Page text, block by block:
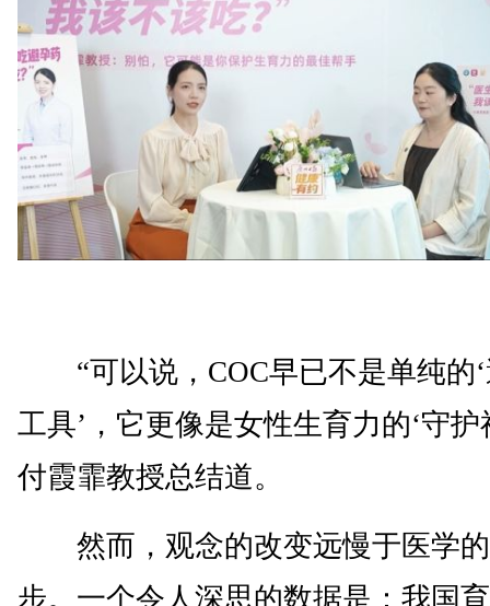
“可以说，COC早已不是单纯的‘
工具’，它更像是女性生育力的‘守护
付霞霏教授总结道。
然而，观念的改变远慢于医学
步。一个令人深思的数据是：我国